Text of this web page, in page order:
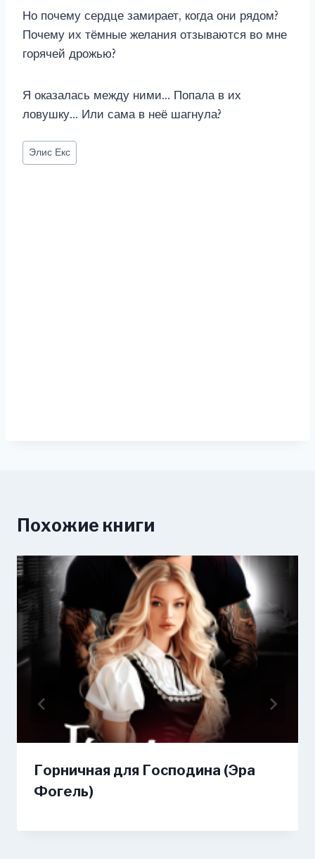
Но почему сердце замирает, когда они рядом?
Почему их тёмные желания отзываются во мне
горячей дрожью?
Я оказалась между ними… Попала в их
ловушку… Или сама в неё шагнула?
Метки
записи:
Элис Екс
Похожие книги
Горничная для Господина (Эра
Фогель)